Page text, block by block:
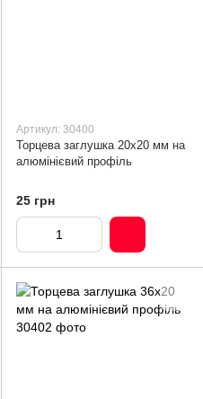
Артикул: 30400
Торцева заглушка 20х20 мм на
алюмінієвий профіль
25 грн